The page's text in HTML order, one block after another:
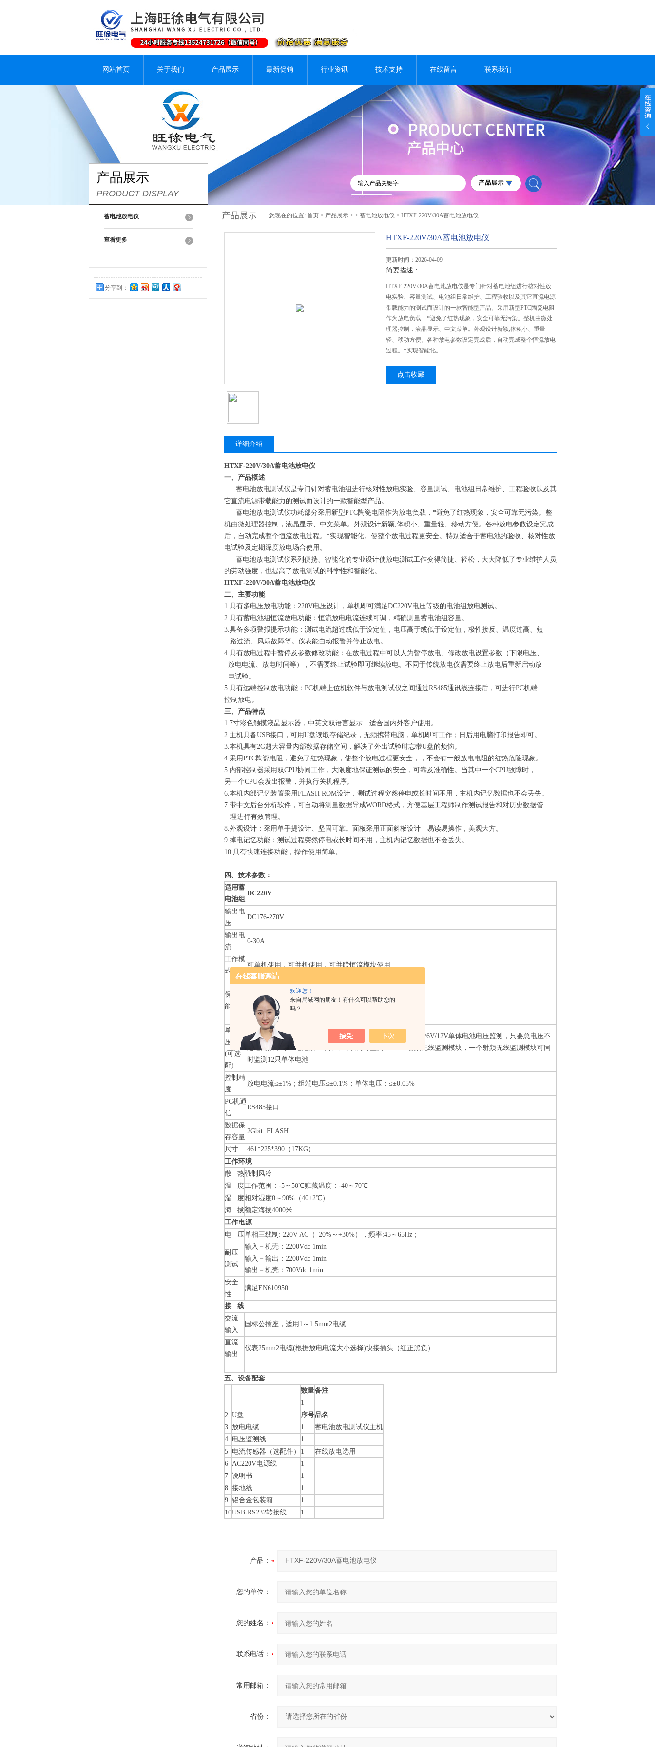
欢迎您！
来自局域网的朋友！有什么可以帮助您的
吗？
网站首页 关于我们 产品展示 最新促销 行业资讯 技术支持 在线留言 联系我们
产品展示
PRODUCT DISPLAY
蓄电池放电仪
查看更多
分享到：
产品展示 您现在的位置: 首页 > 产品展示 > > 蓄电池放电仪 > HTXF-220V/30A蓄电池放电仪
HTXF-220V/30A蓄电池放电仪
更新时间：2026-04-09
简要描述：
HTXF-220V/30A蓄电池放电仪是专门针对蓄电池组进行核对性放
电实验、容量测试、电池组日常维护、工程验收以及其它直流电源
带载能力的测试而设计的一款智能型产品。采用新型PTC陶瓷电阻
作为放电负载，*避免了红热现象，安全可靠无污染。整机由微处
理器控制，液晶显示、中文菜单。外观设计新颖,体积小、重量
轻、移动方便。各种放电参数设定完成后，自动完成整个恒流放电
过程。*实现智能化。
点击收藏
详细介绍
HTXF-220V/30A蓄电池放电仪
一、产品概述
蓄电池放电测试仪是专门针对蓄电池组进行核对性放电实验、容量测试、电池组日常维护、工程验收以及其
它直流电源带载能力的测试而设计的一款智能型产品。
蓄电池放电测试仪功耗部分采用新型PTC陶瓷电阻作为放电负载，*避免了红热现象，安全可靠无污染。整
机由微处理器控制，液晶显示、中文菜单。外观设计新颖,体积小、重量轻、移动方便。各种放电参数设定完成
后，自动完成整个恒流放电过程。*实现智能化。使整个放电过程更安全。特别适合于蓄电池的验收、核对性放
电试验及定期深度放电场合使用。
蓄电池放电测试仪系列便携、智能化的专业设计使放电测试工作变得简捷、轻松，大大降低了专业维护人员
的劳动强度，也提高了放电测试的科学性和智能化。
HTXF-220V/30A蓄电池放电仪
二、主要功能
1.具有多电压放电功能：220V电压设计，单机即可满足DC220V电压等级的电池组放电测试。
2.具有蓄电池组恒流放电功能：恒流放电电流连续可调，精确测量蓄电池组容量。
3.具备多项警报提示功能：测试电流超过或低于设定值，电压高于或低于设定值，极性接反、温度过高、短
路过流、风扇故障等。仪表能自动报警并停止放电。
4.具有放电过程中暂停及参数修改功能：在放电过程中可以人为暂停放电、修改放电设置参数（下限电压、
放电电流、放电时间等），不需要终止试验即可继续放电。不同于传统放电仪需要终止放电后重新启动放
电试验。
5.具有远端控制放电功能：PC机端上位机软件与放电测试仪之间通过RS485通讯线连接后，可进行PC机端
控制放电。
三、产品特点
1.7寸彩色触摸液晶显示器，中英文双语言显示，适合国内外客户使用。
2.主机具备USB接口，可用U盘读取存储纪录，无须携带电脑，单机即可工作；日后用电脑打印报告即可。
3.本机具有2G超大容量内部数据存储空间，解决了外出试验时忘带U盘的烦恼。
4.采用PTC陶瓷电阻，避免了红热现象，使整个放电过程更安全，，不会有一般放电电阻的红热危险现象。
5.内部控制器采用双CPU协同工作，大限度地保证测试的安全，可靠及准确性。当其中一个CPU故障时，
另一个CPU会发出报警，并执行关机程序。
6.本机内部记忆装置采用FLASH ROM设计，测试过程突然停电或长时间不用，主机内记忆数据也不会丢失。
7.带中文后台分析软件，可自动将测量数据导成WORD格式，方便基层工程师制作测试报告和对历史数据管
理进行有效管理。
8.外观设计：采用单手提设计、坚固可靠。面板采用正面斜板设计，易读易操作，美观大方。
9.掉电记忆功能：测试过程突然停电或长时间不用，主机内记忆数据也不会丢失。
10.具有快速连接功能，操作使用简单。
四、技术参数：
适用蓄
电池组
DC220V
输出电
压
DC176-270V
输出电
流
0-30A
工作模
式
可单机使用，可并机使用，可并联恒流模块使用
保护性
能
输入端过压保护，LCD提示；
电池电压极性反接保护，蜂鸣器告警；
过流保护，LCD提示；
75℃过热保护，LCD提示，蜂鸣器告警；
单体电
压采集
(可选
配)
采用433射频无线模块,通讯距离可达100米以上，兼容2V/4V/6V/12V单体电池电压监测，只要总电压不
超过门限，每组电池数量不限，可以同时监测1～16组射频无线监测模块，一个射频无线监测模块可同
时监测12只单体电池
控制精
度
放电电流≤±1%；组端电压≤±0.1%；单体电压：≤±0.05%
PC机通
信
RS485接口
数据保
存容量
2Gbit FLASH
尺寸
461*225*390（17KG）
工作环境
散 热强制风冷
温 度工作范围：-5～50℃贮藏温度：-40～70℃
湿 度相对湿度0～90%（40±2℃）
海 拔额定海拔4000米
工作电源
电 压单相三线制: 220V AC（–20%～+30%），频率:45～65Hz；
耐压
测试
输入－机壳：2200Vdc 1min
输入－输出：2200Vdc 1min
输出－机壳：700Vdc 1min
安全
性
满足EN610950
接 线
交流
输入
国标公插座，适用1～1.5mm2电缆
直流
输出
仪表25mm2电缆(根据放电电流大小选择)快接插头（红正黑负）
五、设备配套
数量备注
1
2 U盘 序号品名
3 放电电缆 1
蓄电池放电测试仪主机
4 电压监测线
1
5 电流传感器（选配件） 1
在线放电选用
6 AC220V电源线
1
7 说明书
1
8 接地线
1
9 铝合金包装箱
1
10USB-RS232转接线 1
产品：
您的单位：
您的姓名：
联系电话：
常用邮箱：
省份：